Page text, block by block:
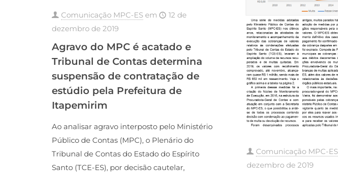
Comunicação MPC-ES em
12 de
dezembro de 2019
Agravo do MPC é acatado e
Tribunal de Contas determina
suspensão de contratação de
estúdio pela Prefeitura de
Itapemirim
Ao analisar agravo interposto pelo Ministério
Público de Contas (MPC), o Plenário do
Tribunal de Contas do Estado do Espírito
Santo (TCE-ES), por decisão cautelar,
Comunicação MPC-ES
dezembro de 2019